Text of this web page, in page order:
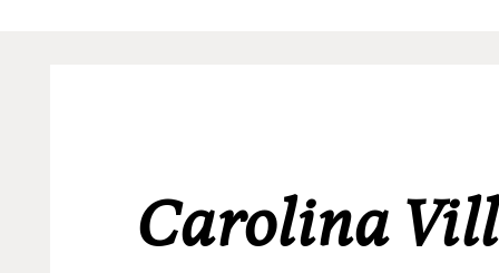
Carolina